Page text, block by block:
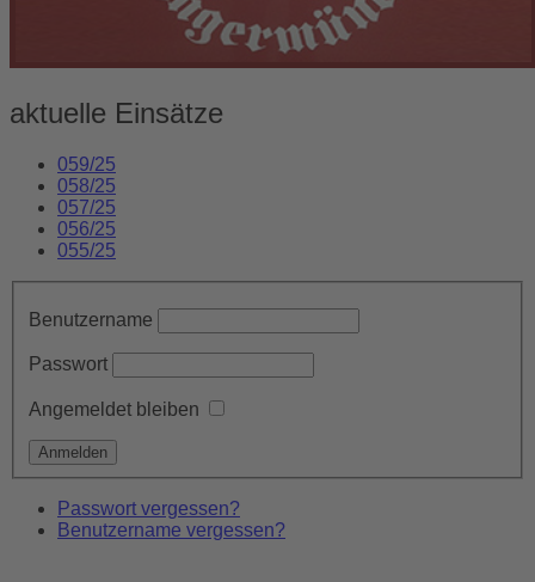
aktuelle Einsätze
059/25
058/25
057/25
056/25
055/25
Benutzername
Passwort
Angemeldet bleiben
Passwort vergessen?
Benutzername vergessen?